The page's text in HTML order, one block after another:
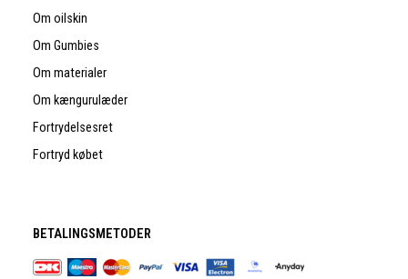
Om oilskin
Om Gumbies
Om materialer
Om kængurulæder
Fortrydelsesret
Fortryd købet
BETALINGSMETODER